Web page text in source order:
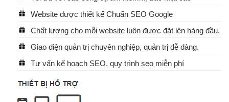
Website được thiết kế Chuẩn SEO Google
Chất lượng cho mỗi website luôn được đặt lên hàng đầu.
Giao diện quản trị chuyên nghiệp, quản trị dễ dàng.
Tư vấn kế hoạch SEO, quy trình seo miễn phí